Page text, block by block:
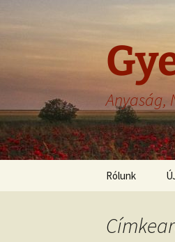
Anyaság,
Ugrás
Rólunk